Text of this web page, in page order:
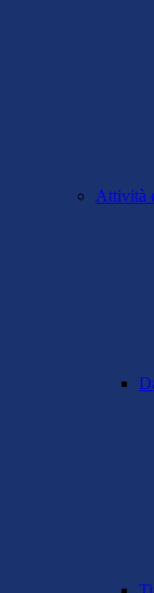
Attività